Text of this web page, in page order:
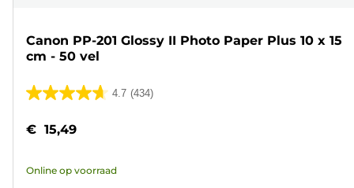
Canon PP-201 Glossy II Photo Paper Plus 10 x 15
cm - 50 vel
4.7 (434)
4.7
de
sterren.
€ 15,49
Online op voorraad